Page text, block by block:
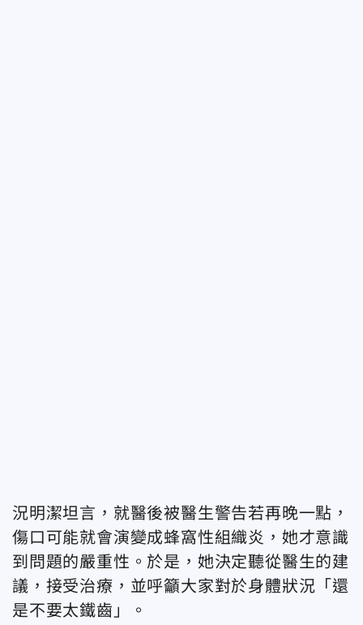
況明潔坦言，就醫後被醫生警告若再晚一點，
傷口可能就會演變成蜂窩性組織炎，她才意識
到問題的嚴重性。於是，她決定聽從醫生的建
議，接受治療，並呼籲大家對於身體狀況「還
是不要太鐵齒」。